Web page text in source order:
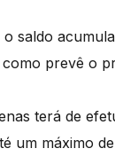
saldo
prevê o
terá de
um máximo